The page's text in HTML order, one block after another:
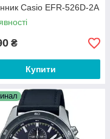
Casio EFR-526D-2A
₴
Купити